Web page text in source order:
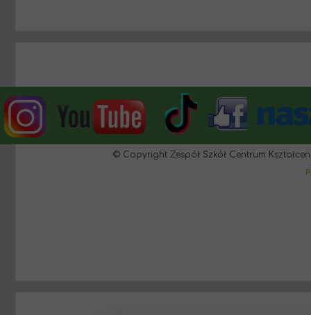
© Copyright Zespół Szkół Centrum